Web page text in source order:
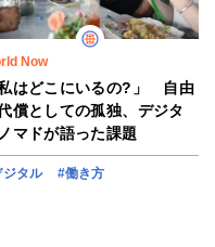
Now
私はどこにいるの?」 自由
償としての孤独、デジタ
マドが語った課題
ジタル #働き方